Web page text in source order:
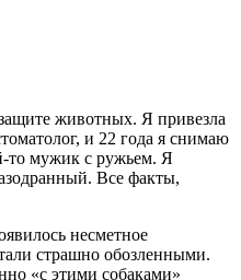
животных. Я привезла
и 22 года я снимаю
то мужик с ружьем. Я
Все факты,
несметное
страшно обозленными.
«с этими собаками»